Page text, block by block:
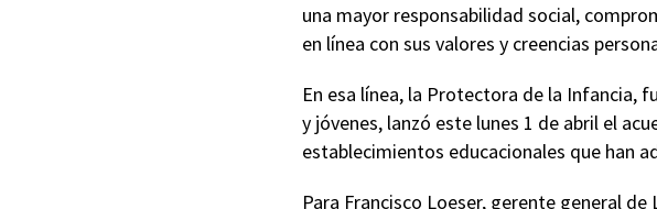
una mayor responsabilidad social,
en línea con sus valores y creencias
En esa línea, la Protectora de la Infancia,
y jóvenes, lanzó este lunes 1 de abril el
establecimientos educacionales que han
Para Francisco Loeser, gerente general